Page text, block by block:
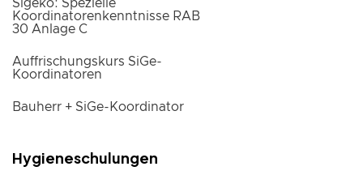
Sigeko: Spezielle
Koordinatorenkenntnisse RAB
30 Anlage C
Auffrischungskurs SiGe-
Koordinatoren
Bauherr + SiGe-Koordinator
Hygieneschulungen